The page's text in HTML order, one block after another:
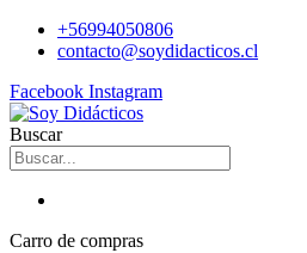
+56994050806
contacto@soydidacticos.cl
Facebook Instagram
Buscar
Carro de compras